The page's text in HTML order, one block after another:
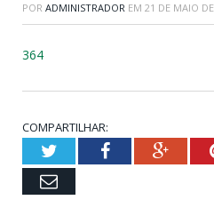
POR ADMINISTRADOR EM 21 DE MAIO
364
COMPARTILHAR:
TwitterFacebook
Email